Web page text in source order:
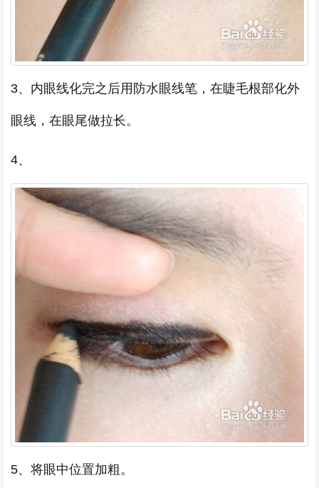
3、内眼线化完之后用防水眼线笔，在睫毛根部化外
眼线，在眼尾做拉长。
4、
5、将眼中位置加粗。